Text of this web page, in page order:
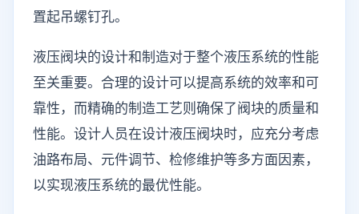
置起吊螺钉孔。
液压阀块的设计和制造对于整个液压系统的性能
至关重要。合理的设计可以提高系统的效率和可
靠性，而精确的制造工艺则确保了阀块的质量和
性能。设计人员在设计液压阀块时，应充分考虑
油路布局、元件调节、检修维护等多方面因素，
以实现液压系统的最优性能。